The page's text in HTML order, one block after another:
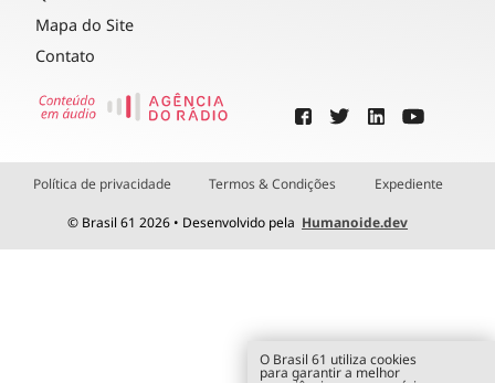
Mapa do Site
Contato
Política de privacidade Termos & Condições Expediente
© Brasil 61 2026 • Desenvolvido pela Humanoide.dev
O Brasil 61 utiliza cookies
para garantir a melhor